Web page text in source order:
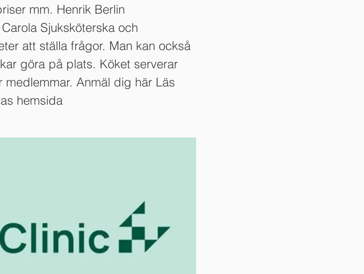
mm. Henrik Berlin
Sjuksköterska och
att ställa frågor. Man kan också
göra på plats. Köket serverar
Anmäl dig här Läs
hemsida